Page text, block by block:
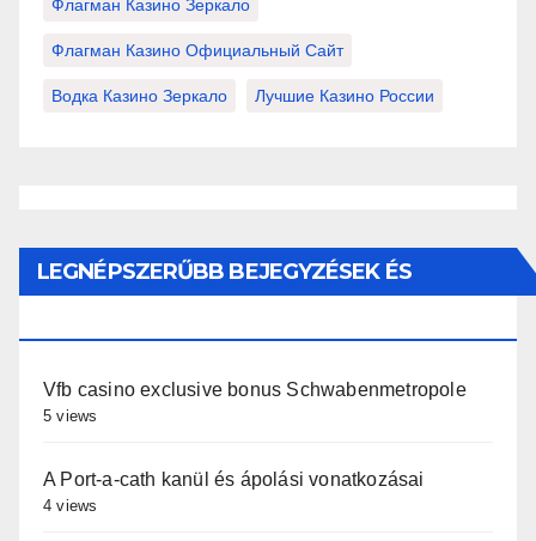
Флагман Казино Зеркало
Флагман Казино Официальный Сайт
Водка Казино Зеркало Лучшие Казино России
LEGNÉPSZERŰBB BEJEGYZÉSEK ÉS
Vfb casino exclusive bonus Schwabenmetropole
5 views
A Port-a-cath kanül és ápolási vonatkozásai
4 views